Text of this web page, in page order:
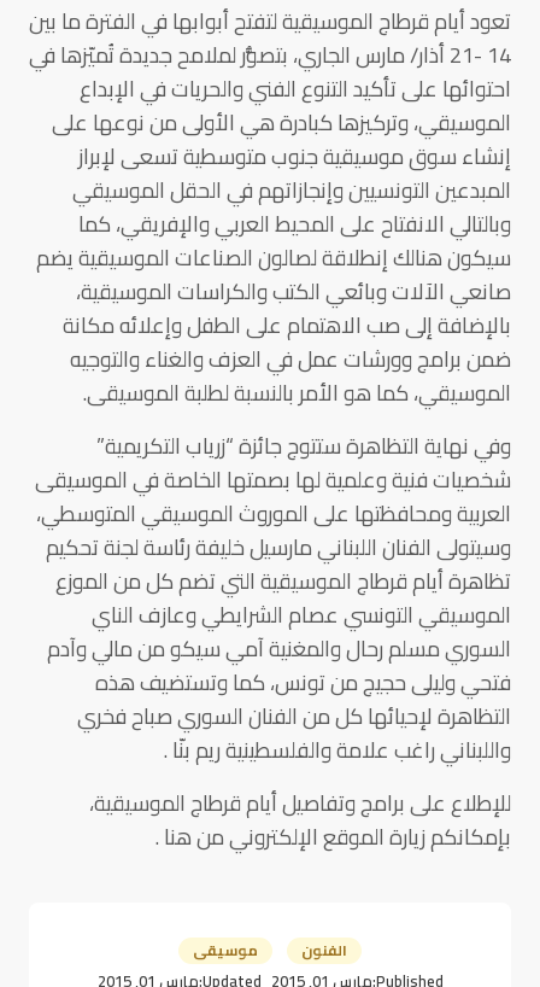
تعود أيام قرطاج الموسيقية لتفتح أبوابها في الفترة ما بين
14 -21 أذار/ مارس الجاري، بتصوُّر لملامح جديدة تُميّزها في
احتوائها على تأكيد التنوع الفني والحريات في الإبداع
الموسيقي، وتركيزها كبادرة هي الأولى من نوعها على
إنشاء سوق موسيقية جنوب متوسطية تسعى لإبراز
المبدعين التونسيين وإنجازاتهم في الحقل الموسيقي
وبالتالي الانفتاح على المحيط العربي والإفريقي، كما
سيكون هنالك إنطلاقة لصالون الصناعات الموسيقية يضم
صانعي الآلات وبائعي الكتب والكراسات الموسيقية،
بالإضافة إلى صب الاهتمام على الطفل وإعلائه مكانة
ضمن برامج وورشات عمل في العزف والغناء والتوجيه
الموسيقي، كما هو الأمر بالنسبة لطلبة الموسيقى.
وفي نهاية التظاهرة ستتوج جائزة “زرياب التكريمية”
شخصيات فنية وعلمية لها بصمتها الخاصة في الموسيقى
العربية ومحافظتها على الموروث الموسيقي المتوسطي،
وسيتولى الفنان اللبناني مارسيل خليفة رئاسة لجنة تحكيم
تظاهرة أيام قرطاج الموسيقية التي تضم كل من الموزع
الموسيقي التونسي عصام الشرايطي وعازف الناي
السوري مسلم رحال والمغنية آمي سيكو من مالي وآدم
فتحي وليلى حجيج من تونس، كما وتستضيف هذه
التظاهرة لإحيائها كل من الفنان السوري صباح فخري
واللبناني راغب علامة والفلسطينية ريم بنّا .
للإطلاع على برامج وتفاصيل أيام قرطاج الموسيقية،
بإمكانكم زيارة الموقع الإلكتروني من هنا .
الفنون موسيقى
Published:مارس 01, 2015 Updated:مارس 01, 2015